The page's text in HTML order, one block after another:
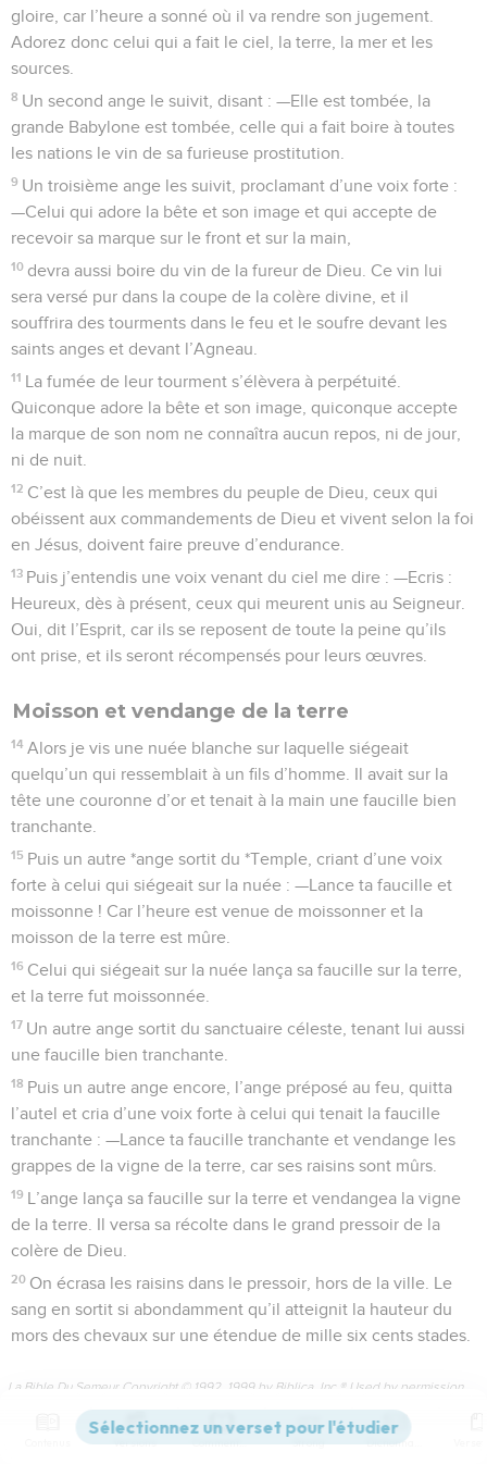
gloire, car l’heure a sonné où il va rendre son jugement.
Adorez donc celui qui a fait le ciel, la terre, la mer et les
sources.
8 Un second ange le suivit, disant : —Elle est tombée, la
grande Babylone est tombée, celle qui a fait boire à toutes
les nations le vin de sa furieuse prostitution.
9 Un troisième ange les suivit, proclamant d’une voix forte :
—Celui qui adore la bête et son image et qui accepte de
recevoir sa marque sur le front et sur la main,
10 devra aussi boire du vin de la fureur de Dieu. Ce vin lui
sera versé pur dans la coupe de la colère divine, et il
souffrira des tourments dans le feu et le soufre devant les
saints anges et devant l’Agneau.
11 La fumée de leur tourment s’élèvera à perpétuité.
Quiconque adore la bête et son image, quiconque accepte
la marque de son nom ne connaîtra aucun repos, ni de jour,
ni de nuit.
12 C’est là que les membres du peuple de Dieu, ceux qui
obéissent aux commandements de Dieu et vivent selon la foi
en Jésus, doivent faire preuve d’endurance.
13 Puis j’entendis une voix venant du ciel me dire : —Ecris :
Heureux, dès à présent, ceux qui meurent unis au Seigneur.
Oui, dit l’Esprit, car ils se reposent de toute la peine qu’ils
ont prise, et ils seront récompensés pour leurs œuvres.
Moisson et vendange de la terre
14 Alors je vis une nuée blanche sur laquelle siégeait
quelqu’un qui ressemblait à un fils d’homme. Il avait sur la
tête une couronne d’or et tenait à la main une faucille bien
tranchante.
15 Puis un autre *ange sortit du *Temple, criant d’une voix
forte à celui qui siégeait sur la nuée : —Lance ta faucille et
moissonne ! Car l’heure est venue de moissonner et la
moisson de la terre est mûre.
16 Celui qui siégeait sur la nuée lança sa faucille sur la terre,
et la terre fut moissonnée.
17 Un autre ange sortit du sanctuaire céleste, tenant lui aussi
une faucille bien tranchante.
18 Puis un autre ange encore, l’ange préposé au feu, quitta
l’autel et cria d’une voix forte à celui qui tenait la faucille
tranchante : —Lance ta faucille tranchante et vendange les
grappes de la vigne de la terre, car ses raisins sont mûrs.
19 L’ange lança sa faucille sur la terre et vendangea la vigne
de la terre. Il versa sa récolte dans le grand pressoir de la
colère de Dieu.
20 On écrasa les raisins dans le pressoir, hors de la ville. Le
sang en sortit si abondamment qu’il atteignit la hauteur du
mors des chevaux sur une étendue de mille six cents stades.
La Bible Du Semeur Copyright © 1992, 1999 by Biblica, Inc.® Used by permission.
Versions Commentaires Strong